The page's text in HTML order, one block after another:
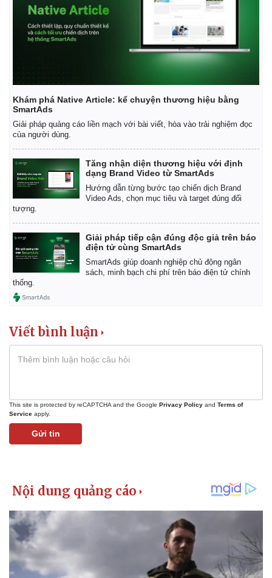
Pháp luật
Vụ án
Tin nóng
Tư vấn luật
Quân sự - Quốc phòng
Vũ khí
Việt Nam
Phân tích
Khám phá Native Article: kể chuyện thương hiệu bằng
SmartAds
Giải pháp quảng cáo liền mạch với bài viết, hòa vào trải nghiệm đọc
của người dùng.
Tăng nhận diện thương hiệu với định
dạng Brand Video từ SmartAds
Hướng dẫn từng bước tạo chiến dịch Brand
Video Ads, chọn mục tiêu và target đúng đối
tượng.
Giải pháp tiếp cận đúng độc giả trên báo
điện tử cùng SmartAds
SmartAds giúp doanh nghiệp chủ động ngân
sách, minh bạch chi phí trên báo điện tử chính
thống.
Viết bình luận
This site is protected by reCAPTCHA and the Google Privacy Policy and Terms of
Service apply.
Gửi tin